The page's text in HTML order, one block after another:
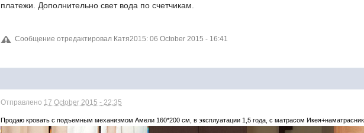
платежи. Дополнительно свет вода по счетчикам.
Сообщение отредактировал Катя2015: 06 October 2015 - 16:41
Отправлено 17 October 2015 - 22:35
Продаю кровать с подъемным механизмом Амели 160*200 см, в эксплуатации 1,5 года, с матрасом